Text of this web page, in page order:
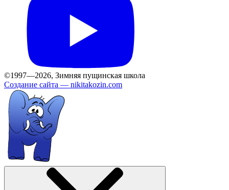
©1997—2026, Зимняя пущинская школа
Создание сайта — nikitakozin.com